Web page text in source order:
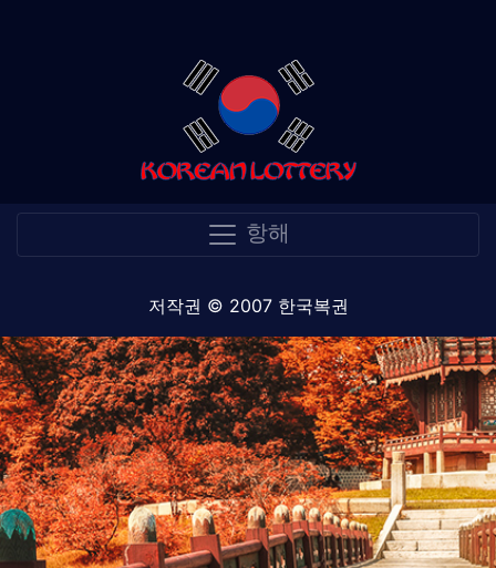
항해
저작권 © 2007 한국복권